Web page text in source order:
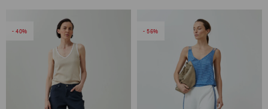
40 56